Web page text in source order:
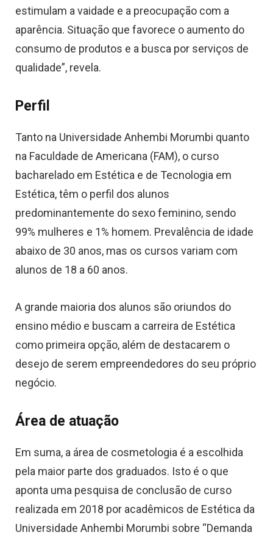
estimulam a vaidade e a preocupação com a
aparência. Situação que favorece o aumento do
consumo de produtos e a busca por serviços de
qualidade”, revela.
Perfil
Tanto na Universidade Anhembi Morumbi quanto
na Faculdade de Americana (FAM), o curso
bacharelado em Estética e de Tecnologia em
Estética, têm o perfil dos alunos
predominantemente do sexo feminino, sendo
99% mulheres e 1% homem. Prevalência de idade
abaixo de 30 anos, mas os cursos variam com
alunos de 18 a 60 anos.
A grande maioria dos alunos são oriundos do
ensino médio e buscam a carreira de Estética
como primeira opção, além de destacarem o
desejo de serem empreendedores do seu próprio
negócio.
Área de atuação
Em suma, a área de cosmetologia é a escolhida
pela maior parte dos graduados. Isto é o que
aponta uma pesquisa de conclusão de curso
realizada em 2018 por acadêmicos de Estética da
Universidade Anhembi Morumbi sobre “Demanda